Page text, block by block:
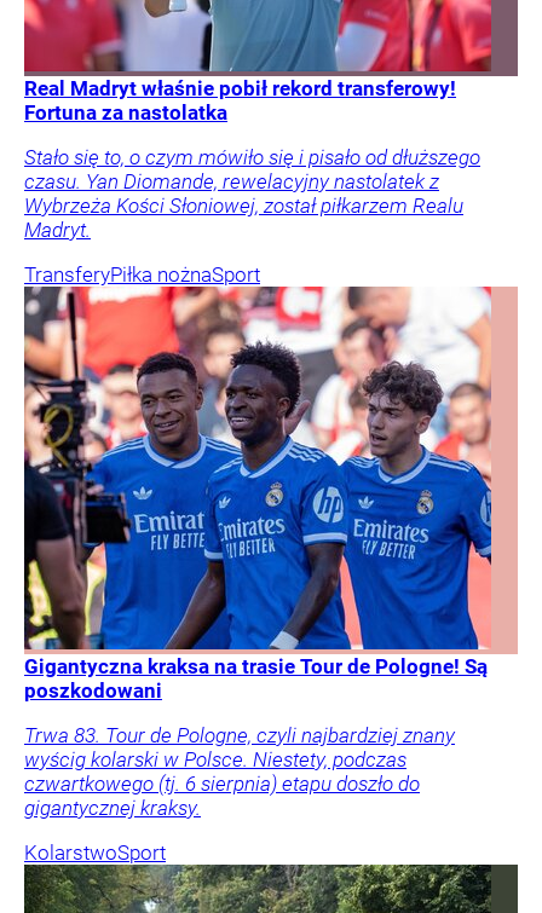
Real Madryt właśnie pobił rekord transferowy!
Fortuna za nastolatka
Stało się to, o czym mówiło się i pisało od dłuższego
czasu. Yan Diomande, rewelacyjny nastolatek z
Wybrzeża Kości Słoniowej, został piłkarzem Realu
Madryt.
TransferyPiłka nożnaSport
Gigantyczna kraksa na trasie Tour de Pologne! Są
poszkodowani
Trwa 83. Tour de Pologne, czyli najbardziej znany
wyścig kolarski w Polsce. Niestety, podczas
czwartkowego (tj. 6 sierpnia) etapu doszło do
gigantycznej kraksy.
KolarstwoSport